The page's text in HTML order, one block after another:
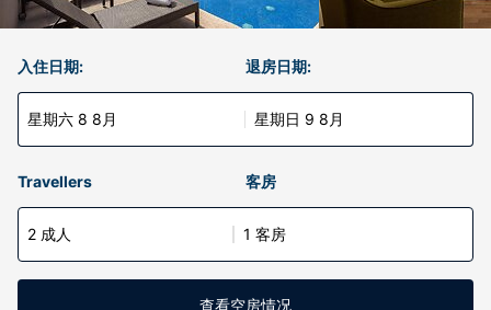
入住日期:
星期六 8 8月
退房日期:
星期日 9 8月
Travellers 客房
2 成人 1 客房
查看空房情况